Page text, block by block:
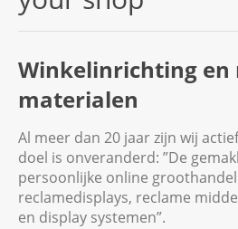
Winkelinrichting en
materialen
Al meer dan 20 jaar zijn wij
doel is onveranderd: ”De
persoonlijke online
reclamedisplays, reclame
en display systemen”.